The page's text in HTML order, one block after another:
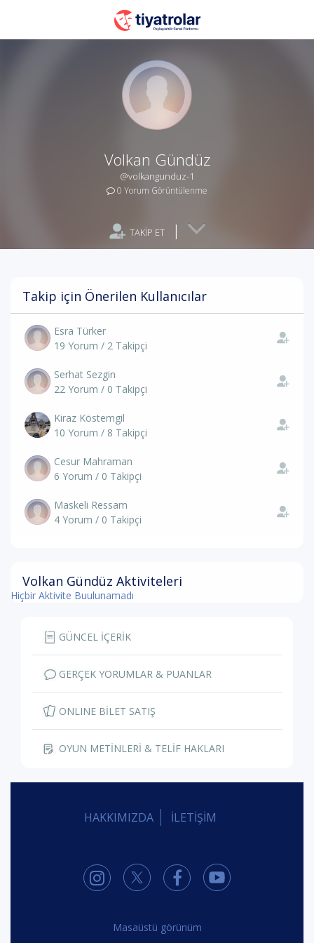
Volkan Gündüz
@volkangunduz-1
0 Yorum Görüntülenme
TAKİP ET |
Takip için Önerilen Kullanıcılar
Esra Türker
19 Yorum / 2 Takipçi
Serhat Sezgin
22 Yorum / 0 Takipçi
Kiraz Köstemgil
10 Yorum / 8 Takipçi
Cesur Mahraman
6 Yorum / 0 Takipçi
Maskeli Ressam
4 Yorum / 0 Takipçi
Volkan Gündüz Aktiviteleri
Hiçbir Aktivite Buulunamadı
GÜNCEL İÇERİK
GERÇEK YORUMLAR & PUANLAR
ONLINE BİLET SATIŞ
OYUN METİNLERİ & TELİF HAKLARI
HAKKIMIZDA İLETİŞİM
Masaüstü görünüm